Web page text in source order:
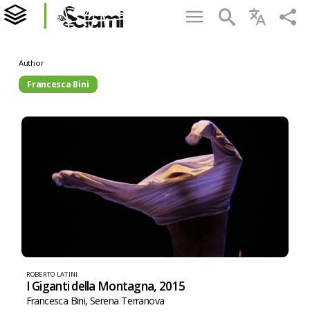
Author
Francesca Bini
ROBERTO LATINI
I Giganti della Montagna, 2015
Francesca Bini, Serena Terranova